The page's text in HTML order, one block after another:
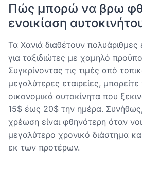
Πώς μπορώ να βρω
ενοικίαση
Τα Χανιά διαθέτουν πολυάριθμες
για ταξιδιώτες με χαμηλό
Συγκρίνοντας τις τιμές από
μεγαλύτερες εταιρείες, μπορείτε
οικονομικά αυτοκίνητα που
15$ έως 20$ την ημέρα.
χρέωση είναι φθηνότερη όταν
μεγαλύτερο χρονικό διάστημα
εκ των προτέρων.